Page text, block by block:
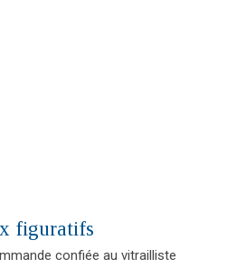
figuratifs
confiée au vitrailliste